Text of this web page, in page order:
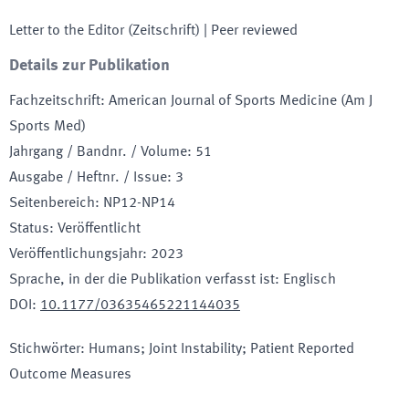
Letter to the Editor (Zeitschrift) | Peer reviewed
Details zur Publikation
Fachzeitschrift: American Journal of Sports Medicine (Am J
Sports Med)
Jahrgang / Bandnr. / Volume: 51
Ausgabe / Heftnr. / Issue: 3
Seitenbereich: NP12-NP14
Status: Veröffentlicht
Veröffentlichungsjahr: 2023
Sprache, in der die Publikation verfasst ist: Englisch
DOI : 10.1177/03635465221144035
Stichwörter: Humans; Joint Instability; Patient Reported
Outcome Measures